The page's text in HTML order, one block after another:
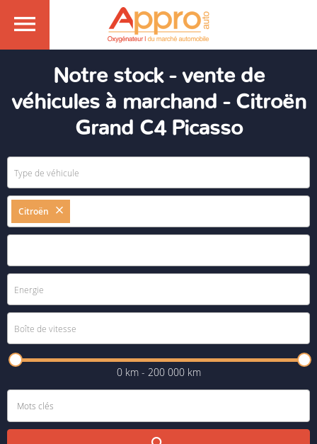
Notre stock - vente de
véhicules à marchand - Citroën
Grand C4 Picasso
Citroën
0 km - 200 000 km